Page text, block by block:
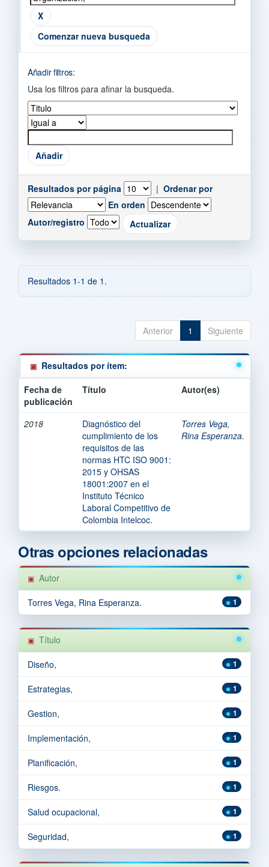
Comenzar nueva busqueda
Añadir filtros:
Usa los filtros para afinar la busqueda.
Resultados por página | Ordenar por
En orden
Autor/registro
Resultados 1-1 de 1.
Anterior 1 Siguiente
Resultados por ítem:
Fecha de
publicación
Título Autor(es)
2018
Diagnóstico del
cumplimiento de los
requisitos de las
normas HTC ISO 9001:
2015 y OHSAS
18001:2007 en el
Instituto Técnico
Laboral Competitivo de
Colombia Intelcoc.
Torres Vega,
Rina Esperanza.
Otras opciones relacionadas
Autor
1
Torres Vega, Rina Esperanza.
Título
1
Diseño,
1
Estrategias,
1
Gestion,
1
Implementación,
1
Planificación,
1
Riesgos.
1
Salud ocupacional,
1
Seguridad,